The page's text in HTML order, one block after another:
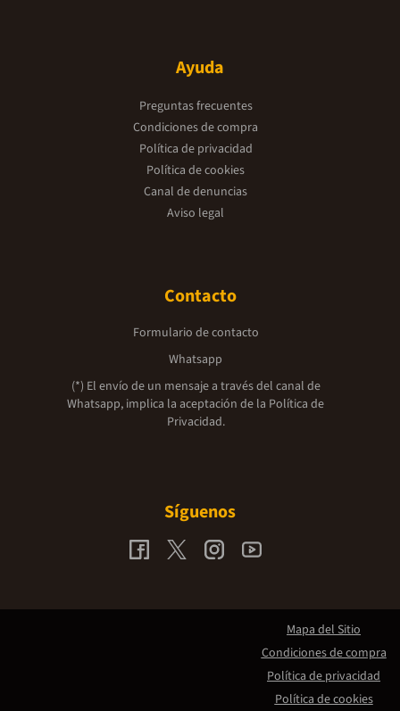
Ayuda
Preguntas frecuentes
Condiciones de compra
Política de privacidad
Política de cookies
Canal de denuncias
Aviso legal
Contacto
Formulario de contacto
Whatsapp
(*) El envío de un mensaje a través del canal de
Whatsapp, implica la aceptación de la Política de
Privacidad.
Síguenos
Mapa del Sitio
Condiciones de compra
Política de privacidad
Política de cookies